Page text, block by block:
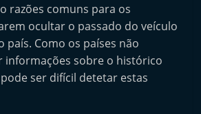
m
P
o
r
t
razões comuns para os
ocultar o passado do veículo
país. Como os países não
informações sobre o histórico
ser difícil detetar estas